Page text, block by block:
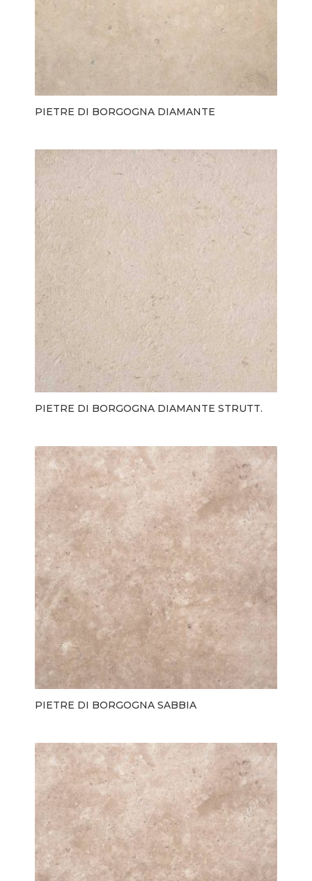
PIETRE DI BORGOGNA DIAMANTE
PIETRE DI BORGOGNA DIAMANTE STRUTT.
PIETRE DI BORGOGNA SABBIA